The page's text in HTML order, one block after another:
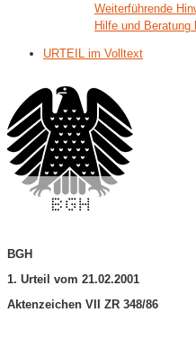
Weiterführende
Hilfe und Beratung
URTEIL im Volltext
BGH
1. Urteil vom 21.02.2001
Aktenzeichen VII ZR 348/86